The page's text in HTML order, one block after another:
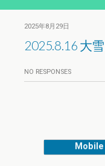
2025年8月29日
2025.8.16 大
NO RESPONSES
Mobile